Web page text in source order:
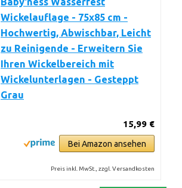
Wickelauflage - 75x85 cm -
Hochwertig, Abwischbar, Leicht
zu Reinigende - Erweitern Sie
Ihren Wickelbereich mit
Wickelunterlagen - Gesteppt
Grau
15,99 €
Bei Amazon ansehen
Preis inkl. MwSt., zzgl. Versandkosten